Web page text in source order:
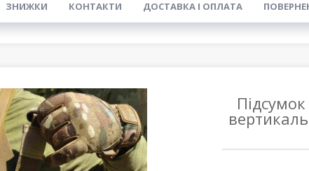
ЗНИЖКИ КОНТАКТИ ДОСТАВКА І ОПЛАТА